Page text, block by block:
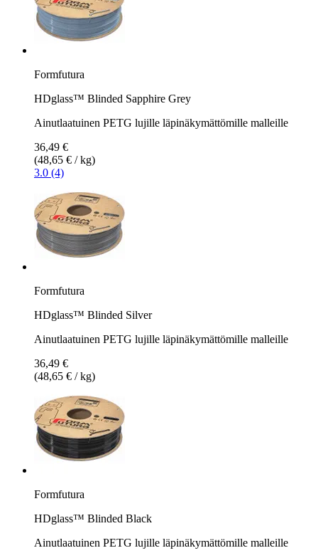
Formfutura
HDglass™ Blinded Sapphire Grey
Ainutlaatuinen PETG lujille läpinäkymättömille malleille
36,49 €
(48,65 € / kg)
3.0 (4)
Formfutura
HDglass™ Blinded Silver
Ainutlaatuinen PETG lujille läpinäkymättömille malleille
36,49 €
(48,65 € / kg)
Formfutura
HDglass™ Blinded Black
Ainutlaatuinen PETG lujille läpinäkymättömille malleille